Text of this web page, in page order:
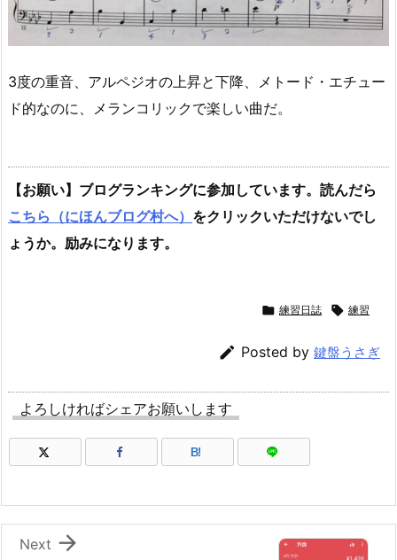
3度の重音、アルペジオの上昇と下降、メトード・エチュー
ド的なのに、メランコリックで楽しい曲だ。
【お願い】ブログランキングに参加しています。読んだら
こちら（にほんブログ村へ） をクリックいただけないでし
ょうか。励みになります。
 練習日誌  練習
 Posted by 鍵盤うさぎ
よろしければシェアお願いします
B!

Next